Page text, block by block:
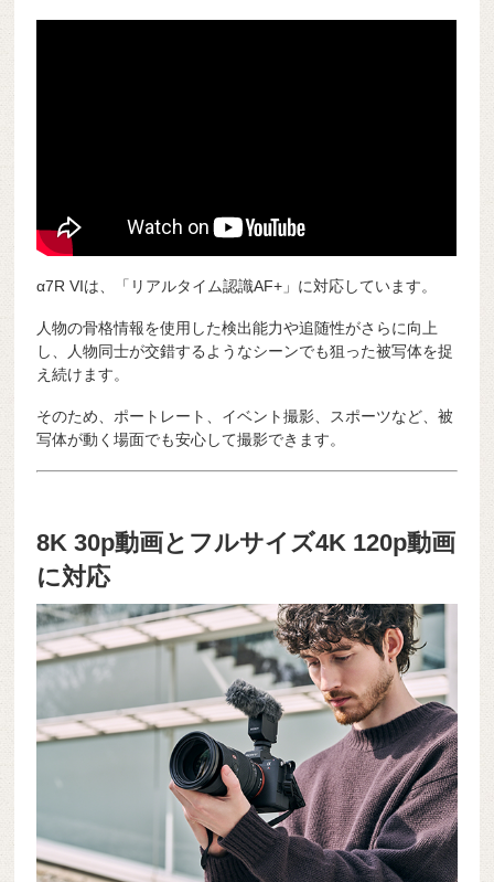
α7R VIは、「リアルタイム認識AF+」に対応しています。
人物の骨格情報を使用した検出能力や追随性がさらに向上
し、人物同士が交錯するようなシーンでも狙った被写体を捉
え続けます。
そのため、ポートレート、イベント撮影、スポーツなど、被
写体が動く場面でも安心して撮影できます。
8K 30p動画とフルサイズ4K 120p動画
に対応